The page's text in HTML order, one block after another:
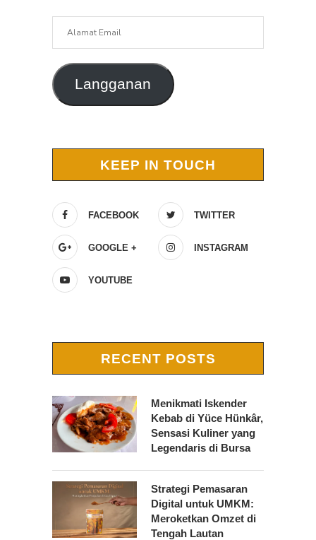
Langganan
KEEP IN TOUCH
FACEBOOK TWITTER
GOOGLE + INSTAGRAM
YOUTUBE
RECENT POSTS
Menikmati Iskender
Kebab di Yüce Hünkâr,
Sensasi Kuliner yang
Legendaris di Bursa
Strategi Pemasaran
Digital untuk UMKM:
Meroketkan Omzet di
Tengah Lautan